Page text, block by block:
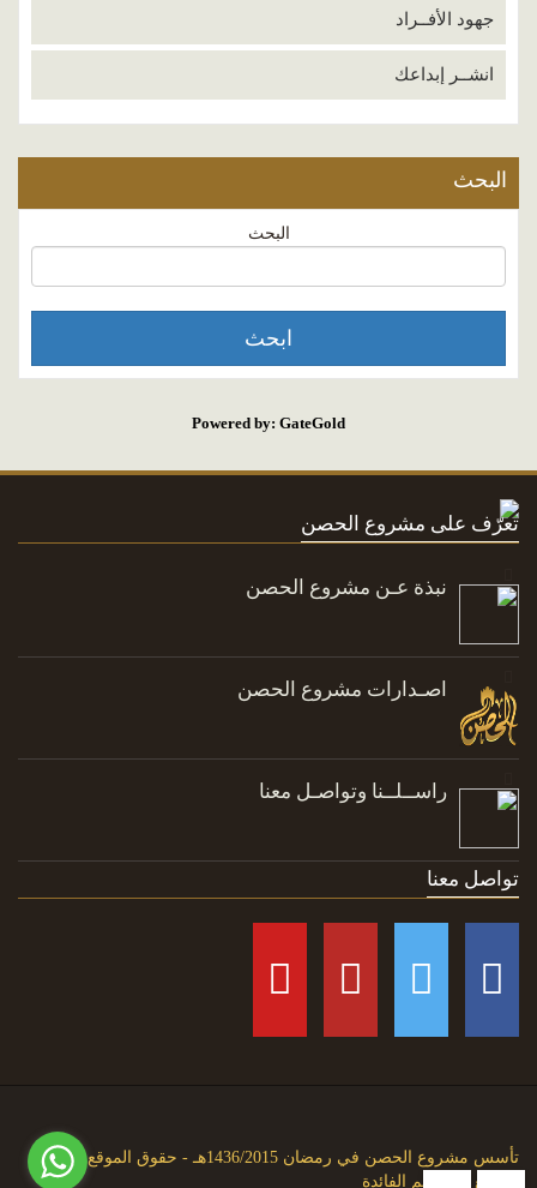
جهود الأفــراد
انشــر إبداعك
البحث
البحث
Powered by: GateGold
تعرّف على مشروع الحصن
نبذة عـن مشروع الحصن
اصـدارات مشروع الحصن
راســلــنا وتواصـل معنا
تواصل معنا
تأسس مشروع الحصن في رمضان 1436/2015هـ - حقوق الموقع متاحة
للجميع حتى تعم الفائدة